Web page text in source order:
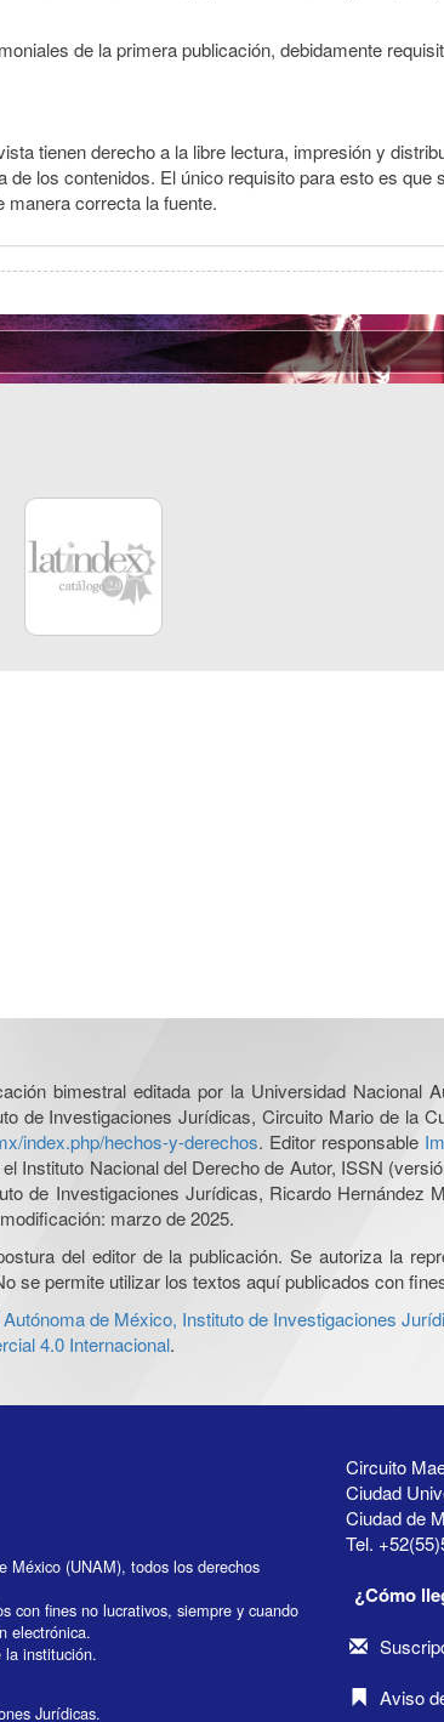
de la primera publicación, debidamente
tienen derecho a la libre lectura, impresión y
los contenidos. El único requisito para esto es
manera correcta la fuente.
bimestral editada por la Universidad Nacional
de Investigaciones Jurídicas, Circuito Mario de la
index.php/hechos-y-derechos. Editor responsable
Instituto Nacional del Derecho de Autor, ISSN
de Investigaciones Jurídicas, Ricardo Hernández
marzo de 2025.
del editor de la publicación. Se autoriza la
se permite utilizar los textos aquí publicados con
de México, Instituto de Investigaciones
4.0 Internacional.
México (UNAM), todos los derechos
con fines no lucrativos, siempre y cuando
electrónica.
la institución.
Jurídicas.
Circuito
Ciudad
Ciudad de
Tel.
¿Cómo
Aviso